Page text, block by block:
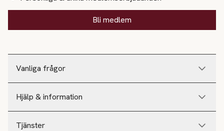
Vanliga frågor
Hjälp & information
Tjänster
Bli medlem